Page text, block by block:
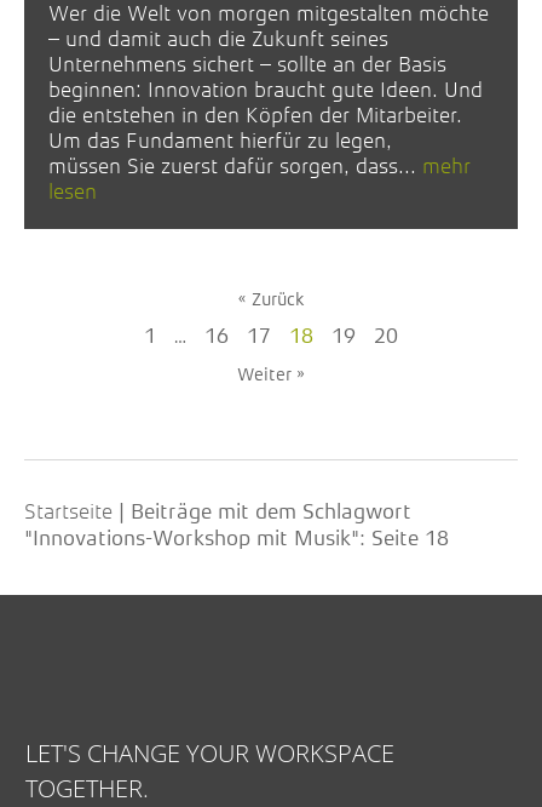
Wer die Welt von morgen mitgestalten möchte
– und damit auch die Zukunft seines
Unternehmens sichert – sollte an der Basis
beginnen: Innovation braucht gute Ideen. Und
die entstehen in den Köpfen der Mitarbeiter.
Um das Fundament hierfür zu legen,
müssen Sie zuerst dafür sorgen, dass... mehr
lesen
« Zurück
1 … 16 17 18 19 20
Weiter »
Startseite
Beiträge mit dem Schlagwort
"Innovations-Workshop mit Musik": Seite 18
LET'S CHANGE YOUR WORKSPACE
TOGETHER.